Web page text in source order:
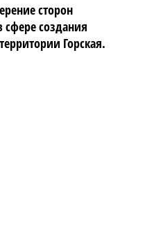
сторон
сфере создания
Горская.